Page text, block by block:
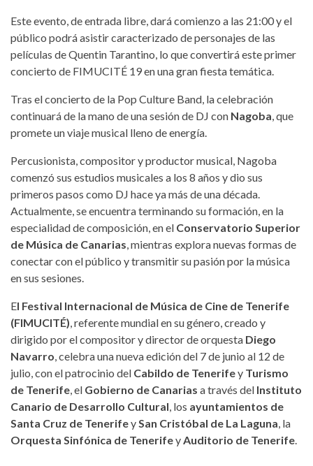
Este evento, de entrada libre, dará comienzo a las 21:00 y el
público podrá asistir caracterizado de personajes de las
películas de Quentin Tarantino, lo que convertirá este primer
concierto de FIMUCITÉ 19 en una gran fiesta temática.
Tras el concierto de la Pop Culture Band, la celebración
continuará de la mano de una sesión de DJ con Nagoba, que
promete un viaje musical lleno de energía.
Percusionista, compositor y productor musical, Nagoba
comenzó sus estudios musicales a los 8 años y dio sus
primeros pasos como DJ hace ya más de una década.
Actualmente, se encuentra terminando su formación, en la
especialidad de composición, en el Conservatorio Superior
de Música de Canarias, mientras explora nuevas formas de
conectar con el público y transmitir su pasión por la música
en sus sesiones.
El Festival Internacional de Música de Cine de Tenerife
(FIMUCITÉ), referente mundial en su género, creado y
dirigido por el compositor y director de orquesta Diego
Navarro, celebra una nueva edición del 7 de junio al 12 de
julio, con el patrocinio del Cabildo de Tenerifey Turismo
de Tenerife, el Gobierno de Canarias a través del Instituto
Canario de Desarrollo Cultural, los ayuntamientos de
Santa Cruz de TenerifeySan Cristóbal de La Laguna, la
Orquesta Sinfónica de TenerifeyAuditorio de Tenerife.